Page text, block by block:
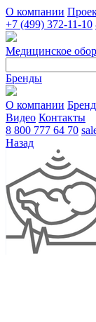
О компании
+7 (499) 372-11-10
Медицинское
Бренды
О компании
Видео Контакты
8 800 777 64 70
Назад